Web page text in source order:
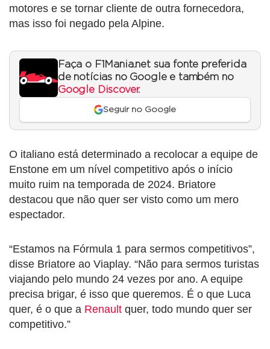
motores e se tornar cliente de outra fornecedora,
mas isso foi negado pela Alpine.
Faça o F1Mania.net sua fonte preferida
de notícias no Google e também no
Google Discover.
Seguir no Google
O italiano está determinado a recolocar a equipe de
Enstone em um nível competitivo após o início
muito ruim na temporada de 2024. Briatore
destacou que não quer ser visto como um mero
espectador.
“Estamos na Fórmula 1 para sermos competitivos”,
disse Briatore ao Viaplay. “Não para sermos turistas
viajando pelo mundo 24 vezes por ano. A equipe
precisa brigar, é isso que queremos. É o que Luca
quer, é o que a Renault quer, todo mundo quer ser
competitivo.”